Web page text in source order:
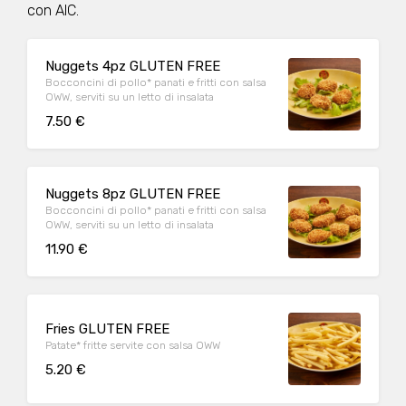
con AIC.
Nuggets 4pz GLUTEN FREE
Bocconcini di pollo* panati e fritti con salsa
OWW, serviti su un letto di insalata
7.50 €
Nuggets 8pz GLUTEN FREE
Bocconcini di pollo* panati e fritti con salsa
OWW, serviti su un letto di insalata
11.90 €
Fries GLUTEN FREE
Patate* fritte servite con salsa OWW
5.20 €